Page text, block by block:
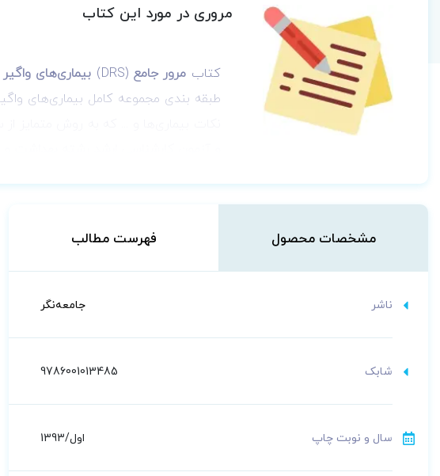
مروری در مورد این کتاب
کتاب مرور جامع (DRS) بیماری‌های
طبقه بندی مجموعه کامل بیماری‌های
مشخصات محصول فهرست مطالب
ناشر جامعه‌نگر
شابک 9786001013485
سال و نوبت چاپ اول/1393